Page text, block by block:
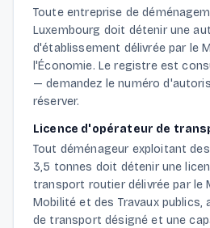
Toute entreprise de
Luxembourg doit détenir une
d'établissement délivrée par le
l'Économie. Le registre est
— demandez le numéro
réserver.
Licence d'opérateur de
Tout déménageur exploitant
3,5 tonnes doit détenir une
transport routier délivrée par le
Mobilité et des Travaux publics,
de transport désigné et une